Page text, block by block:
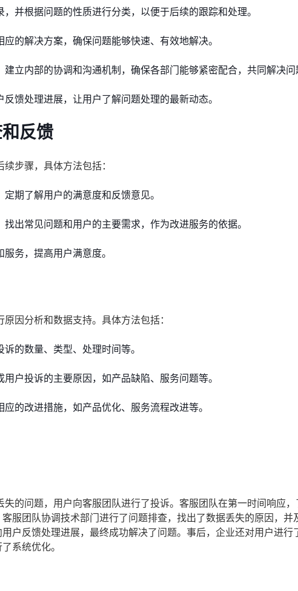
并根据问题的性质进行分类，以便于后续的跟踪和处理。
的解决方案，确保问题能够快速、有效地解决。
立内部的协调和沟通机制，确保各部门能够紧密配合，共同解决问
馈处理进展，让用户了解问题处理的最新动态。
反馈
步骤，具体方法包括：
期了解用户的满意度和反馈意见。
出常见问题和用户的主要需求，作为改进服务的依据。
务，提高用户满意度。
因分析和数据支持。具体方法包括：
的数量、类型、处理时间等。
户投诉的主要原因，如产品缺陷、服务问题等。
的改进措施，如产品优化、服务流程改进等。
的问题，用户向客服团队进行了投诉。客服团队在第一时间响应，
服团队协调技术部门进行了问题排查，找出了数据丢失的原因，并
户反馈处理进展，最终成功解决了问题。事后，企业还对用户进行
系统优化。